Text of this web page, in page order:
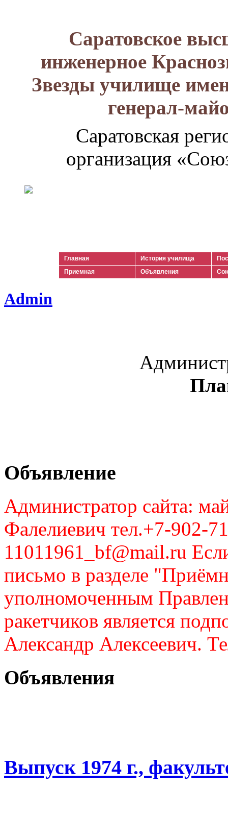
Саратовское
инженерное
Звезды училище
генерал-
Саратовская
организация
Главная История училища
Приемная
Объявления
Admin
Объявление
Администратор сайта:
Фалелиевич тел.+7-902-
11011961_bf@mail.ru
письмо в разделе
уполномоченным
ракетчиков является
Александр Алексеевич.
Объявления
Выпуск 1974 г.,